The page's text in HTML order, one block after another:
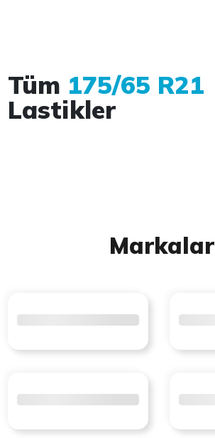
Tüm 175/65 R21
Lastikler
Markalar